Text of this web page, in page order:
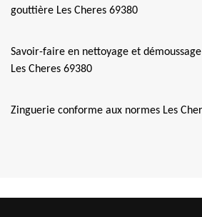
gouttière Les Cheres 69380
Savoir-faire en nettoyage et
Les Cheres 69380
Zinguerie conforme aux normes Les